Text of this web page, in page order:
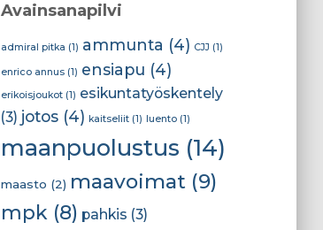
Avainsanapilvi
admiral pitka (1) ammunta (4) CJJ (1)
enrico annus(1) ensiapu (4)
erikoisjoukot(1) esikuntatyöskentely
(3) jotos(4) kaitseliit(1) luento(1)
maanpuolustus (14)
maasto (2) maavoimat (9)
mpk (8) pahkis (3)